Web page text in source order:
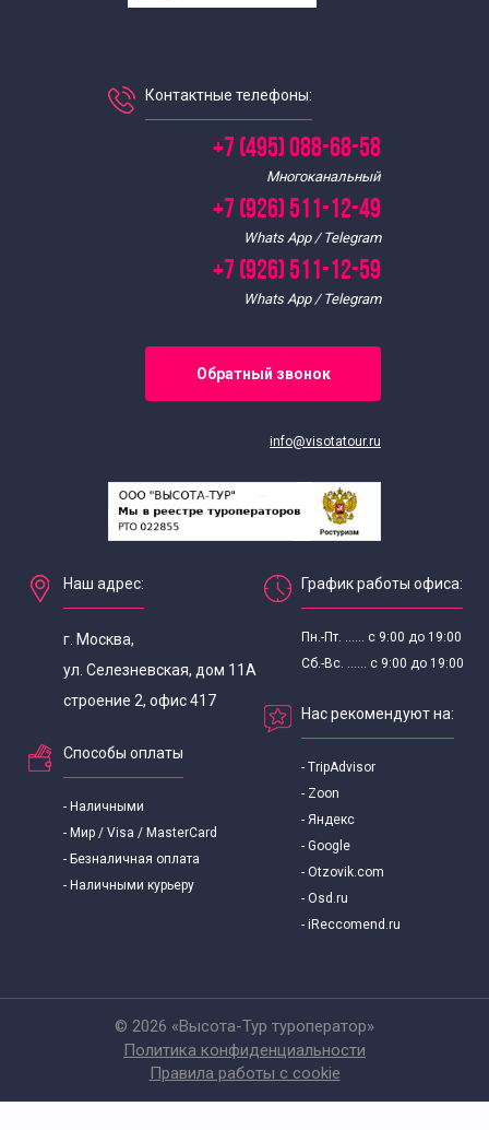
Контактные телефоны:
+7 (495) 088-68-58
Многоканальный
+7 (926) 511-12-49
Whats App / Telegram
+7 (926) 511-12-59
Whats App / Telegram
Обратный звонок
info@visotatour.ru
Наш адрес:
г. Москва,
ул. Селезневская, дом 11А
строение 2, офис 417
Способы оплаты
- Наличными
- Мир / Visa / MasterCard
- Безналичная оплата
- Наличными курьеру
График работы офиса:
Пн.-Пт. ...... с 9:00 до 19:00
Сб.-Вс. ...... с 9:00 до 19:00
Нас рекомендуют на:
- TripAdvisor
- Zoon
- Яндекс
- Google
- Otzovik.com
- Osd.ru
- iReccomend.ru
© 2026 «Высота-Тур туроператор»
Политика конфиденциальности
Правила работы с cookie